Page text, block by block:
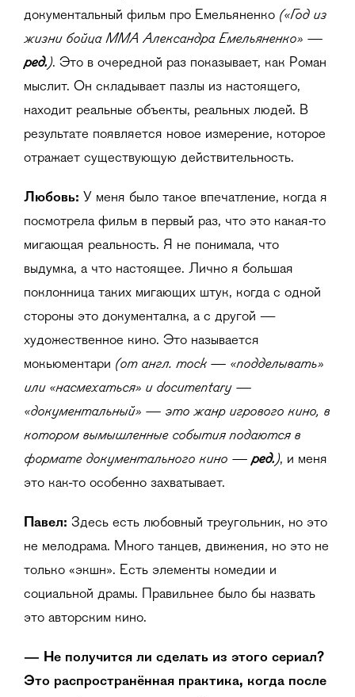
документальный фильм про Емельяненко («Год из
жизни бойца ММА Александра Емельяненко» —
ред.). Это в очередной раз показывает, как Роман
мыслит. Он складывает пазлы из настоящего,
находит реальные объекты, реальных людей. В
результате появляется новое измерение, которое
отражает существующую действительность.
Любовь: У меня было такое впечатление, когда я
посмотрела фильм в первый раз, что это какая-то
мигающая реальность. Я не понимала, что
выдумка, а что настоящее. Лично я большая
поклонница таких мигающих штук, когда с одной
стороны это документалка, а с другой —
художественное кино. Это называется
мокьюментари (от англ. mock — «подделывать»
или «насмехаться» и documentary —
«документальный» — это жанр игрового кино, в
котором вымышленные события подаются в
формате документального кино — ред.), и меня
это как-то особенно захватывает.
Павел: Здесь есть любовный треугольник, но это
не мелодрама. Много танцев, движения, но это не
только «экшн». Есть элементы комедии и
социальной драмы. Правильнее было бы назвать
это авторским кино.
— Не получится ли сделать из этого сериал?
Это распространённая практика, когда после